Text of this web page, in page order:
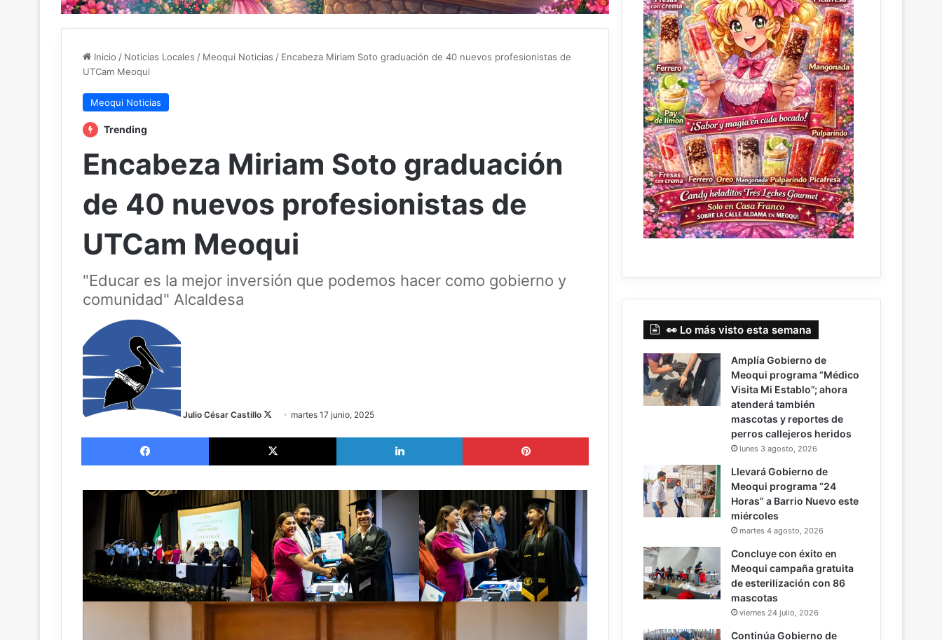
Inicio / Noticias Locales / Meoqui Noticias / Encabeza Miriam Soto graduación de 40 nuevos profesionistas de
UTCam Meoqui
Meoqui Noticias
Trending
Encabeza Miriam Soto graduación
de 40 nuevos profesionistas de
UTCam Meoqui
"Educar es la mejor inversión que podemos hacer como gobierno y
comunidad" Alcaldesa
Julio César Castillo martes 17 junio, 2025
Facebook X LinkedIn Pinterest
👀 Lo más visto esta semana
Amplía Gobierno de
Meoqui programa “Médico
Visita Mi Establo”; ahora
atenderá también
mascotas y reportes de
perros callejeros heridos
lunes 3 agosto, 2026
Llevará Gobierno de
Meoqui programa “24
Horas” a Barrio Nuevo este
miércoles
martes 4 agosto, 2026
Concluye con éxito en
Meoqui campaña gratuita
de esterilización con 86
mascotas
viernes 24 julio, 2026
Continúa Gobierno de